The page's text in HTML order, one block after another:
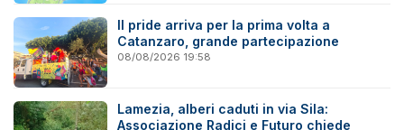
Il pride arriva per la prima volta a
Catanzaro, grande partecipazione
08/08/2026 19:58
Lamezia, alberi caduti in via Sila:
Associazione Radici e Futuro chiede